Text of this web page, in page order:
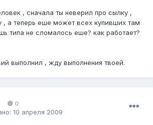
, сначала ты неверил про сылку ,
, а теперь еше может всех купивших там
типа не сломалось еше? как работает?
выполнил , жду выполнения твоей.
0
10 апреля 2009